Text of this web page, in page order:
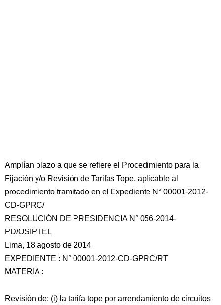
Amplían plazo a que se refiere el Procedimiento para la
Fijación y/o Revisión de Tarifas Tope, aplicable al
procedimiento tramitado en el Expediente N° 00001-2012-
CD-GPRC/
RESOLUCIÓN DE PRESIDENCIA N° 056-2014-
PD/OSIPTEL
Lima, 18 agosto de 2014
EXPEDIENTE : N° 00001-2012-CD-GPRC/RT
MATERIA :
Revisión de: (i) la tarifa tope por arrendamiento de circuitos